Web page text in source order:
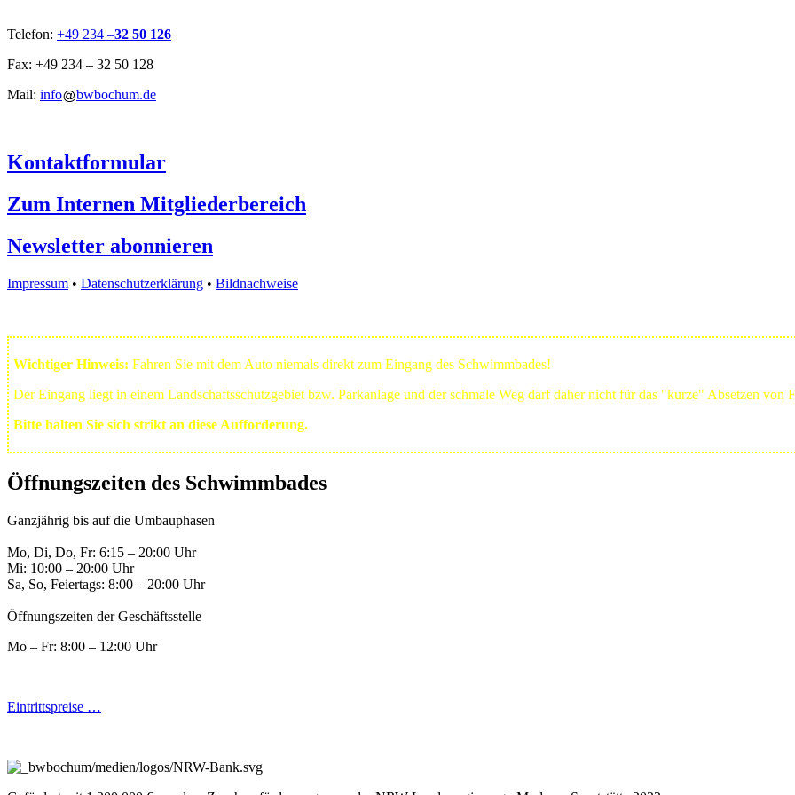
Telefon: +49 234 –32 50 126
Fax: +49 234 – 32 50 128
Mail: info bwbochum.de
Kontaktformular
Zum Internen Mitgliederbereich
Newsletter abonnieren
Impressum • Datenschutzerklärung • Bildnachweise
Wichtiger Hinweis: Fahren Sie mit dem Auto niemals direkt zum Eingang des Schwimmbades!
Der Eingang liegt in einem Landschafts­schutzgebiet bzw. Park­anlage und der schmale Weg darf daher nicht für das "kurze" Absetzen von
Bitte halten Sie sich strikt an diese Aufforderung.
Öffnungszeiten des Schwimmbades
Ganzjährig bis auf die Umbauphasen
Mo, Di, Do, Fr: 6:15 – 20:00 Uhr
Mi: 10:00 – 20:00 Uhr
Sa, So, Feiertags: 8:00 – 20:00 Uhr
Öffnungszeiten der Geschäftsstelle
Mo – Fr: 8:00 – 12:00 Uhr
Eintrittspreise …